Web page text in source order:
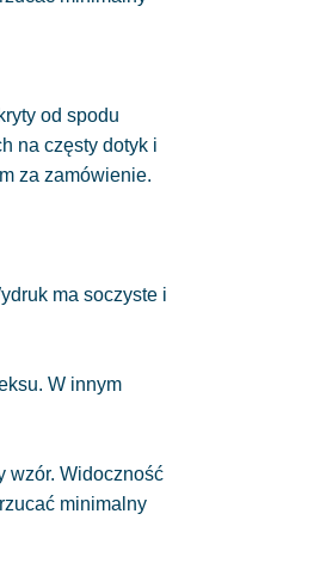
od spodu
na częsty dotyk i
za zamówienie.
ma soczyste i
W innym
wzór. Widoczność
minimalny